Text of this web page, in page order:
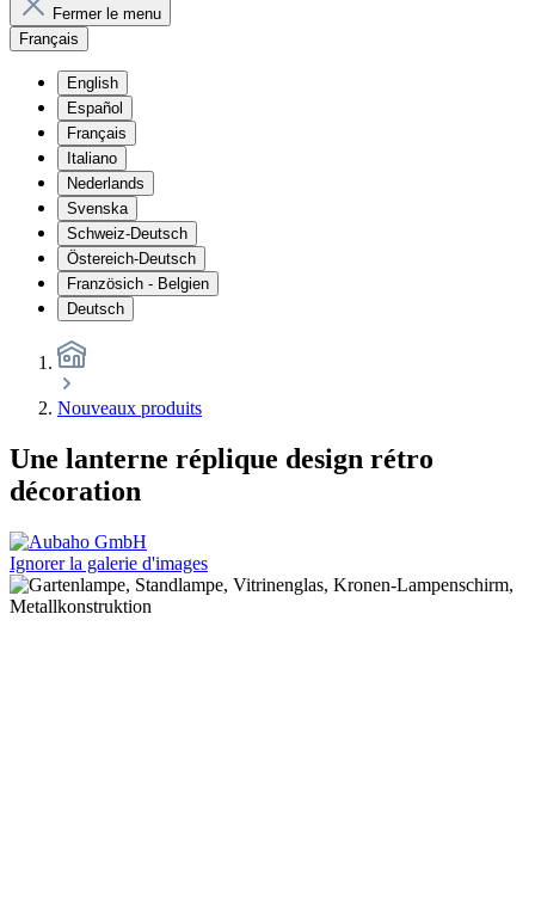
Fermer le menu
Français
English
Español
Français
Italiano
Nederlands
Svenska
Schweiz-Deutsch
Östereich-Deutsch
Französich - Belgien
Deutsch
Nouveaux produits
Une lanterne réplique design rétro
décoration
Ignorer la galerie d'images